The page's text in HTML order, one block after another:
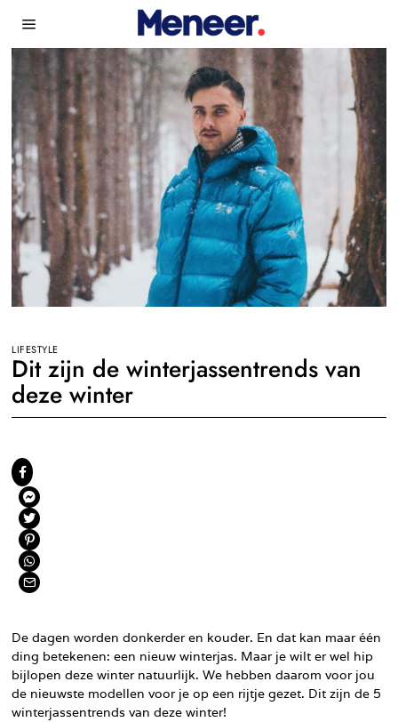
LIFESTYLE
Dit zijn de winterjassentrends van
deze winter
De dagen worden donkerder en kouder. En dat kan maar één
ding betekenen: een nieuw winterjas. Maar je wilt er wel hip
bijlopen deze winter natuurlijk. We hebben daarom voor jou
de nieuwste modellen voor je op een rijtje gezet. Dit zijn de 5
winterjassentrends van deze winter!